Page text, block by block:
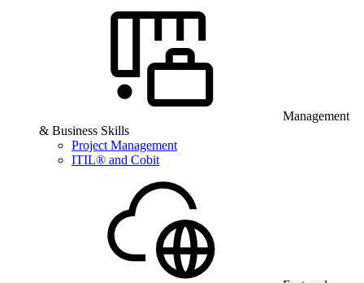
Management
& Business Skills
Project Management
ITIL® and Cobit